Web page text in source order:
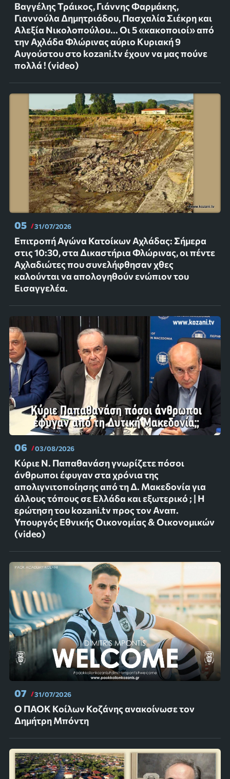
Βαγγέλης Τράικος, Γιάννης Φαρμάκης,
Γιαννούλα Δημητριάδου, Πασχαλία Σιέκρη και
Αλεξία Νικολοπούλου... Οι 5 «κακοποιοί» από
την Αχλάδα Φλώρινας αύριο Κυριακή 9
Αυγούστου στο kozani.tv έχουν να μας πούνε
πολλά ! (video)
05 31/07/2026
Επιτροπή Αγώνα Κατοίκων Αχλάδας: Σήμερα
στις 10:30, στα Δικαστήρια Φλώρινας, οι πέντε
Αχλαδιώτες που συνελήφθησαν χθες
καλούνται να απολογηθούν ενώπιον του
Εισαγγελέα.
06 03/08/2026
Κύριε Ν. Παπαθανάση γνωρίζετε πόσοι
άνθρωποι έφυγαν στα χρόνια της
απολιγνιτοποίησης από τη Δ. Μακεδονία για
άλλους τόπους σε Ελλάδα και εξωτερικό ; | Η
ερώτηση του kozani.tv προς τον Αναπ.
Υπουργός Εθνικής Οικονομίας & Οικονομικών
(video)
07 31/07/2026
Ο ΠΑΟΚ Κοίλων Κοζάνης ανακοίνωσε τον
Δημήτρη Μπόντη